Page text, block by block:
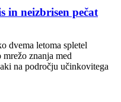
in neizbrisen pečat
dvema letoma spletel
znanja med
na področju učinkovitega